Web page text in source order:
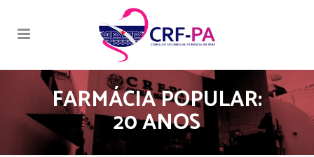
FARMÁCIA POPULAR:
20 ANOS